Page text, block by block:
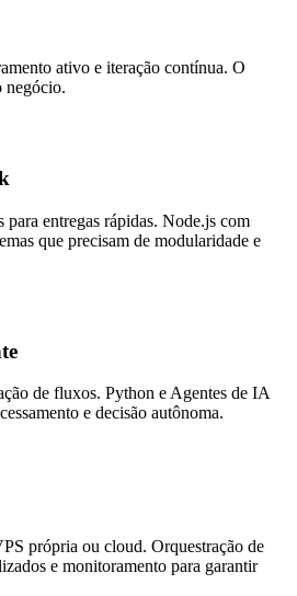
ativo e iteração contínua. O
negócio.
entregas rápidas. Node.js com
que precisam de modularidade e
de fluxos. Python e Agentes de IA
e decisão autônoma.
própria ou cloud. Orquestração de
e monitoramento para garantir